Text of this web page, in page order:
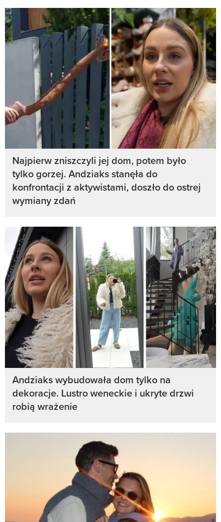
Najpierw zniszczyli jej dom, potem było
tylko gorzej. Andziaks stanęła do
konfrontacji z aktywistami, doszło do ostrej
wymiany zdań
Andziaks wybudowała dom tylko na
dekoracje. Lustro weneckie i ukryte drzwi
robią wrażenie